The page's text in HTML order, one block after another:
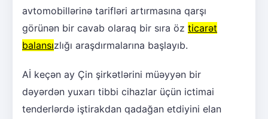
avtomobillərinə tarifləri artırmasına qarşı
görünən bir cavab olaraq bir sıra öz ticarət
balansızlığı araşdırmalarına başlayıb.
Aİ keçən ay Çin şirkətlərini müəyyən bir
dəyərdən yuxarı tibbi cihazlar üçün ictimai
tenderlərdə iştirakdan qadağan etdiyini elan